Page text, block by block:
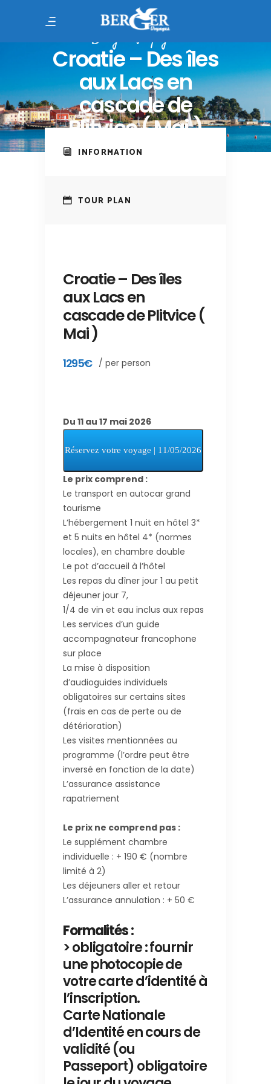
Berger Voyages
Croatie – Des îles
aux Lacs en
cascade de
Plitvice ( Mai )
INFORMATION
TOUR PLAN
Croatie – Des îles
aux Lacs en
cascade de Plitvice (
Mai )
1295€ / per person
Du 11 au 17 mai 2026
Le prix comprend :
Le transport en autocar grand
tourisme
L’hébergement 1 nuit en hôtel 3*
et 5 nuits en hôtel 4* (normes
locales), en chambre double
Le pot d’accueil à l’hôtel
Les repas du dîner jour 1 au petit
déjeuner jour 7,
1/4 de vin et eau inclus aux repas
Les services d’un guide
accompagnateur francophone
sur place
La mise à disposition
d’audioguides individuels
obligatoires sur certains sites
(frais en cas de perte ou de
détérioration)
Les visites mentionnées au
programme (l’ordre peut être
inversé en fonction de la date)
L’assurance assistance
rapatriement
Le prix ne comprend pas :
Le supplément chambre
individuelle : + 190 € (nombre
limité à 2)
Les déjeuners aller et retour
L’assurance annulation : + 50 €
Formalités :
> obligatoire : fournir
une photocopie de
votre carte d’identité à
l’inscription.
Carte Nationale
d’Identité en cours de
validité (ou
Passeport) obligatoire